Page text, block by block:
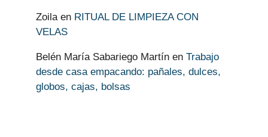
Zoilaen RITUAL DE LIMPIEZA CON
VELAS
Belén María Sabariego Martín en Trabajo
desde casa empacando: pañales, dulces,
globos, cajas, bolsas